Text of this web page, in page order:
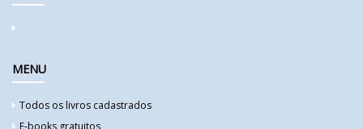
MENU
Todos os livros cadastrados